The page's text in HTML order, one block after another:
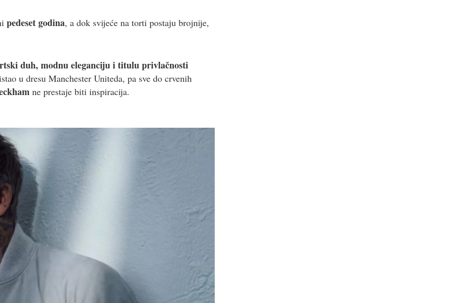
pedeset godina, a dok svijeće na torti postaju brojnije,
duh, modnu eleganciju i titulu privlačnosti
u dresu Manchester Uniteda, pa sve do crvenih
ne prestaje biti inspiracija.